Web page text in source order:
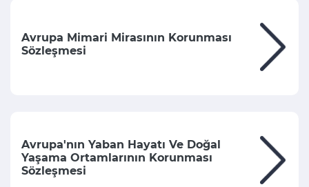
Avrupa Mimari Mirasının Korunması
Sözleşmesi
Avrupa'nın Yaban Hayatı Ve Doğal
Yaşama Ortamlarının Korunması
Sözleşmesi